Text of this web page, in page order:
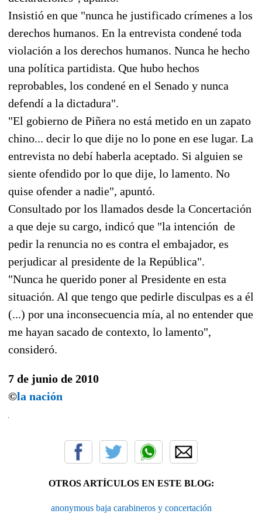
Insistió en que "nunca he justificado crímenes a los
derechos humanos. En la entrevista condené toda
violación a los derechos humanos. Nunca he hecho
una política partidista. Que hubo hechos
reprobables, los condené en el Senado y nunca
defendí a la dictadura".
"El gobierno de Piñera no está metido en un zapato
chino... decir lo que dije no lo pone en ese lugar. La
entrevista no debí haberla aceptado. Si alguien se
siente ofendido por lo que dije, lo lamento. No
quise ofender a nadie", apuntó.
Consultado por los llamados desde la Concertación
a que deje su cargo, indicó que "la intención de
pedir la renuncia no es contra el embajador, es
perjudicar al presidente de la República".
"Nunca he querido poner al Presidente en esta
situación. Al que tengo que pedirle disculpas es a él
(...) por una inconsecuencia mía, al no entender que
me hayan sacado de contexto, lo lamento",
consideró.
7 de junio de 2010
©la nación
OTROS ARTÍCULOS EN ESTE BLOG:
anonymous baja carabineros y concertación